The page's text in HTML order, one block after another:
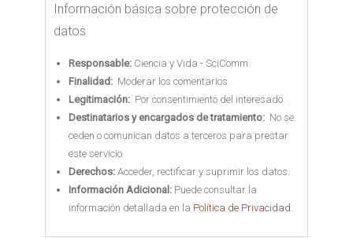
Información básica sobre protección de
datos
Responsable: Ciencia y Vida - SciComm.
Finalidad: Moderar los comentarios.
Legitimación: Por consentimiento del interesado.
Destinatarios y encargados de tratamiento: No se
ceden o comunican datos a terceros para prestar
este servicio.
Derechos: Acceder, rectificar y suprimir los datos.
Información Adicional: Puede consultar la
información detallada en la Política de Privacidad.